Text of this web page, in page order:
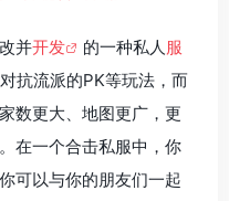
并开发 的一种私人服
抗流派的PK等玩法，而
数更大、地图更广，更
在一个合击私服中，你
可以与你的朋友们一起